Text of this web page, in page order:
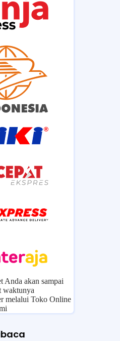
Anda akan sampai
waktunya
melalui Toko Online